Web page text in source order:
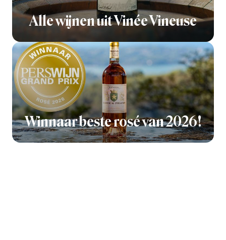
Alle wijnen uit Vinée Vineuse
Winnaar beste rosé van 2026!